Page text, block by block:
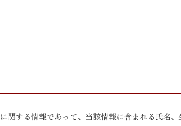
関する情報であって、当該情報に含まれる氏名